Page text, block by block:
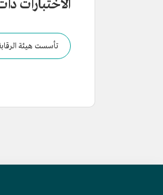
الاختبارات
تأسست هيئة